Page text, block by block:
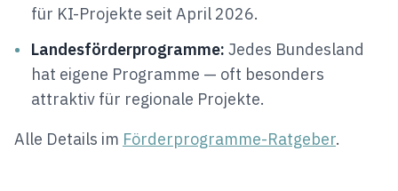
für KI-Projekte seit April 2026.
•
Landesförderprogramme: Jedes Bundesland
hat eigene Programme — oft besonders
attraktiv für regionale Projekte.
Alle Details im Förderprogramme-Ratgeber.